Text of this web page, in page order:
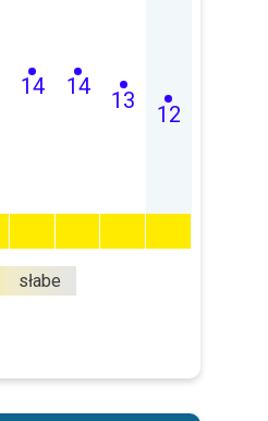
14 14
13
12
słabe